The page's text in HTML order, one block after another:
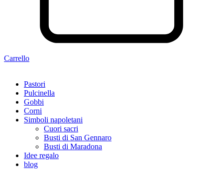
Carrello
Pastori
Pulcinella
Gobbi
Corni
Simboli napoletani
Cuori sacri
Busti di San Gennaro
Busti di Maradona
Idee regalo
blog